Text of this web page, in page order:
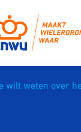
wilt weten over